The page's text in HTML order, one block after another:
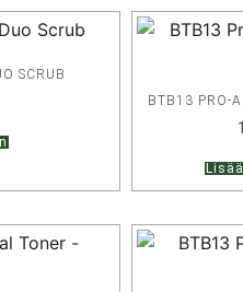
SCRUB
BTB13 PRO-